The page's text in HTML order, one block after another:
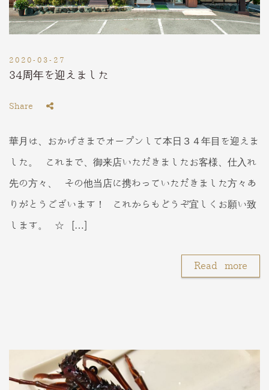
2020-03-27
34周年を迎えました
Share
華月は、おかげさまでオープンして本日３４年目を迎えま
した。 これまで、御来店いただきましたお客様、仕入れ
先の方々、 その他当店に携わっていただきました方々あ
りがとうございます！ これからもどうぞ宜しくお願い致
します。 ☆ […]
Read more